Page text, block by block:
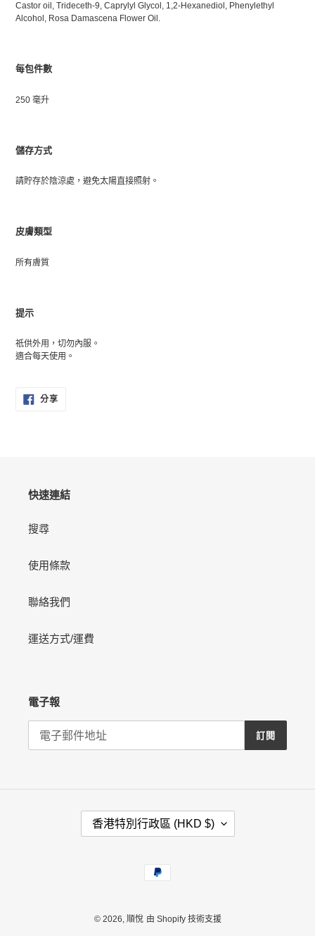
Castor oil, Trideceth-9, Caprylyl Glycol, 1,2-Hexanediol, Phenylethyl
Alcohol, Rosa Damascena Flower Oil.
每包件數
250 毫升
儲存方式
請貯存於陰涼處，避免太陽直接照射。
皮膚類型
所有膚質
提示
祇供外用，切勿內服。
適合每天使用。
分享分
快速連結
搜尋
使用條款
聯絡我們
運送方式/運費
電子報
訂閱
國香港特別行政區 (HKD $)
付
款
© 2026, 順悅 由 Shopify 技術支援